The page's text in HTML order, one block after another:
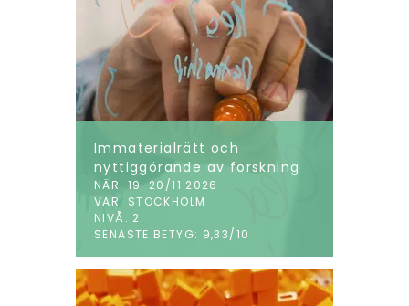
Immaterialrätt och
nyttiggörande av forskning
NÄR: 19-20/11 2026
VAR: STOCKHOLM
NIVÅ: 2
SENASTE BETYG: 9,33/10